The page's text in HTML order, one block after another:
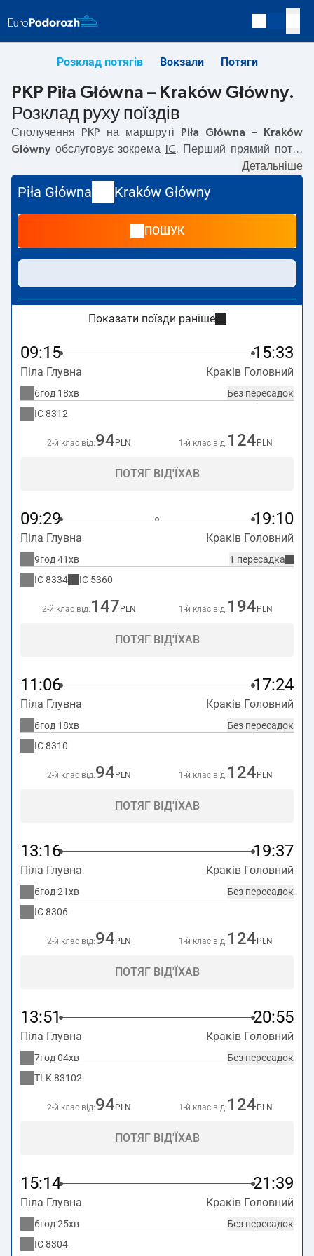
Розклад потягів Вокзали Потяги
PKP Piła Główna – Kraków Główny.
Розклад руху поїздів
Сполучення PKP на маршруті
Piła Główna – Kraków
Główny обслуговує зокрема IC. Перший прямий потяг
з вокзалу PKP Piła Główna за адресою
о 23:25. Найшвидший маршрут пропонує потяг без
пересадокGWAREK
. Подорож цим потягом триває
Piła Główna
курсують також інші потяги:TLK— пропонують нижчу
ціну квитка і зазвичай довший час подорожі. Потяг
завершує маршрут на станції Kraków Główny за адресою
Plac im. Jana Nowaka-Jeziorańskiego 1. 31-154 Kraków.
Детальніше
Piła Główna Kraków Główny
ПОШУК
Показати поїзди раніше
09:15 15:33
Піла Глувна Краків Головний
Без пересадок
6год 18хв
IC8312
2-й клас від:94 PLN 1-й клас від: 124 PLN
ПОТЯГ ВІД'ЇХАВ
09:29 19:10
Піла Глувна Краків Головний
1 пересадка
9год 41хв
IC8334 IC 5360
2-й клас від: 147 PLN 1-й клас від: 194 PLN
ПОТЯГ ВІД'ЇХАВ
11:06 17:24
Піла Глувна Краків Головний
Без пересадок
6год 18хв
IC8310
2-й клас від:94 PLN 1-й клас від: 124 PLN
ПОТЯГ ВІД'ЇХАВ
13:16 19:37
Піла Глувна Краків Головний
Без пересадок
6год 21хв
IC8306
2-й клас від:94 PLN 1-й клас від: 124 PLN
ПОТЯГ ВІД'ЇХАВ
13:51 20:55
Піла Глувна Краків Головний
Без пересадок
7год 04хв
TLK 83102
2-й клас від:94 PLN 1-й клас від: 124 PLN
ПОТЯГ ВІД'ЇХАВ
15:14 21:39
Піла Глувна Краків Головний
Без пересадок
6год 25хв
IC8304